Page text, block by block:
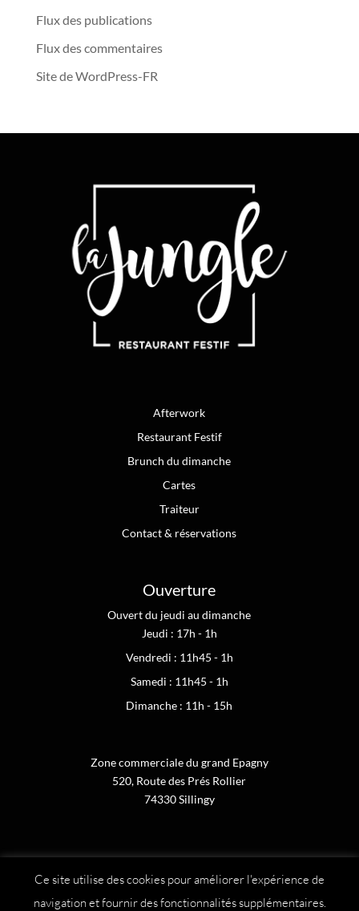
Flux des publications
Flux des commentaires
Site de WordPress-FR
Afterwork
Restaurant Festif
Brunch du dimanche
Cartes
Traiteur
Contact & réservations
Ouverture
Ouvert du jeudi au dimanche
Jeudi : 17h - 1h
Vendredi : 11h45 - 1h
Samedi : 11h45 - 1h
Dimanche : 11h - 15h
Zone commerciale du grand Epagny
520, Route des Prés Rollier
74330 Sillingy
Ce site utilise des cookies pour améliorer l'expérience de
navigation et fournir des fonctionnalités supplémentaires.